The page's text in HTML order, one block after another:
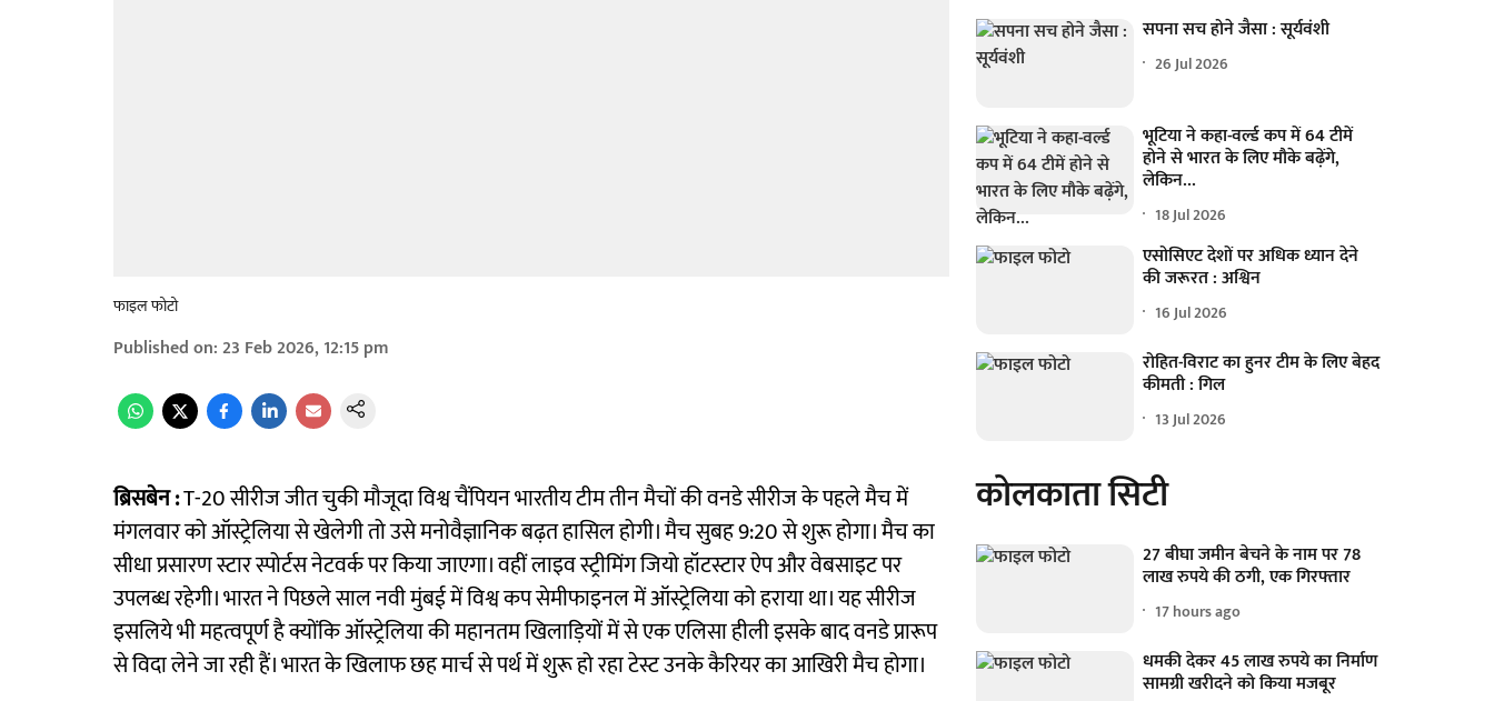
फाइल फोटो
Published on:23 Feb 2026, 12:15 pm
ब्रिसबेन :T-20 सीरीज जीत चुकी मौजूदा विश्व चैंपियन भारतीय टीम तीन मैचों की वनडे सीरीज के पहले मैच में
मंगलवार को ऑस्ट्रेलिया से खेलेगी तो उसे मनोवैज्ञानिक बढ़त हासिल होगी। मैच सुबह 9:20 से शुरू होगा। मैच का
सीधा प्रसारण स्टार स्पोर्टस नेटवर्क पर किया जाएगा। वहीं लाइव स्ट्रीमिंग जियो हॉटस्टार ऐप और वेबसाइट पर
उपलब्ध रहेगी। भारत ने पिछले साल नवी मुंबई में विश्व कप सेमीफाइनल में ऑस्ट्रेलिया को हराया था। यह सीरीज
इसलिये भी महत्वपूर्ण है क्योंकि ऑस्ट्रेलिया की महानतम खिलाड़ियों में से एक एलिसा हीली इसके बाद वनडे प्रारूप
से विदा लेने जा रही हैं। भारत के खिलाफ छह मार्च से पर्थ में शुरू हो रहा टेस्ट उनके कैरियर का आखिरी मैच होगा।
सपना सच होने जैसा : सूर्यवंशी
26 Jul 2026
भूटिया ने कहा-वर्ल्ड कप में 64 टीमें
होने से भारत के लिए मौके बढ़ेंगे,
लेकिन...
18 Jul 2026
एसोसिएट देशों पर अधिक ध्यान देने
की जरूरत : अश्विन
16 Jul 2026
रोहित-विराट का हुनर टीम के लिए बेहद
कीमती : गिल
13 Jul 2026
कोलकाता सिटी
27 बीघा जमीन बेचने के नाम पर 78
लाख रुपये की ठगी, एक गिरफ्तार
17 hours ago
धमकी देकर 45 लाख रुपये का निर्माण
सामग्री खरीदने को किया मजबूर